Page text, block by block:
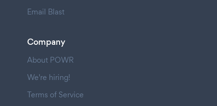
Email Blast
Company
About POWR
We're hiring!
Terms of Service